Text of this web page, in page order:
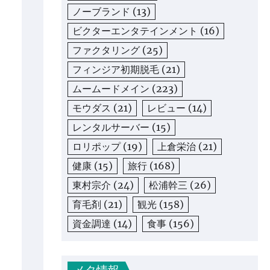
ノーブランド (13)
ビクターエンタテインメント (16)
ファクタリング (25)
フィンジア初期脱毛 (21)
ムームードメイン (223)
モウダス (21) レビュー (14)
レンタルサーバー (15)
ロリポップ(19) 上倉栄治 (21)
健康 (15) 旅行 (168)
東村宗介 (24) 松浦幹三 (26)
育毛剤 (21) 観光 (158)
資金調達 (14) 食事 (156)